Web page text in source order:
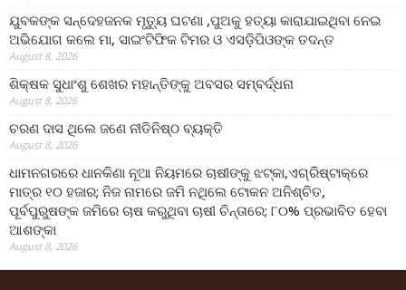
ଯୁବକଙ୍କ ସନ୍ଦେହଜନକ ମୃତ୍ୟୁ ଘଟଣା ,ପୁଅକୁ ହତ୍ୟା କାରାଯାଇଥିବା ନେଇ
ଅଭିଯୋଗ କଲେ ମା, ସାଇଂଟିଫିକ ଟିମର ଓ ଏସଡ଼ିପିଓଙ୍କ ତଦନ୍ତ
August 8, 2026
ଶିକ୍ଷକ ସୁଧାଂଶୁ ଶେଖର ମହାନ୍ତିଙ୍କୁ ଅବସର ସମ୍ବର୍ଦ୍ଧନା
August 8, 2026
ଚରଣ ଦାସ ଥିଲେ ଜଣେ ନୀତିନିଷ୍ଠ ବ୍ୟକ୍ତି
August 8, 2026
ଧାମନଗରରେ ଧାନକିଣା ନୂଆ ନିୟମରେ ଚାଷୀଙ୍କୁ ଝଟ୍‌କା,ଏଗ୍ରିଷ୍ଟାକ୍‌ରେ
ମାତ୍ର ୧୦ ହଜାର; ନିଜ ନାମରେ ଜମି ନଥିଲେ ଟୋକନ ଅନିଶ୍ଚିତ,
ପୂର୍ବପୁରୁଷଙ୍କ ଜମିରେ ଚାଷ କରୁଥିବା ଚାଷୀ ଚିନ୍ତାରେ; ୮୦% ପ୍ରଭାବିତ ହେବା
ଆଶଙ୍କା
August 8, 2026